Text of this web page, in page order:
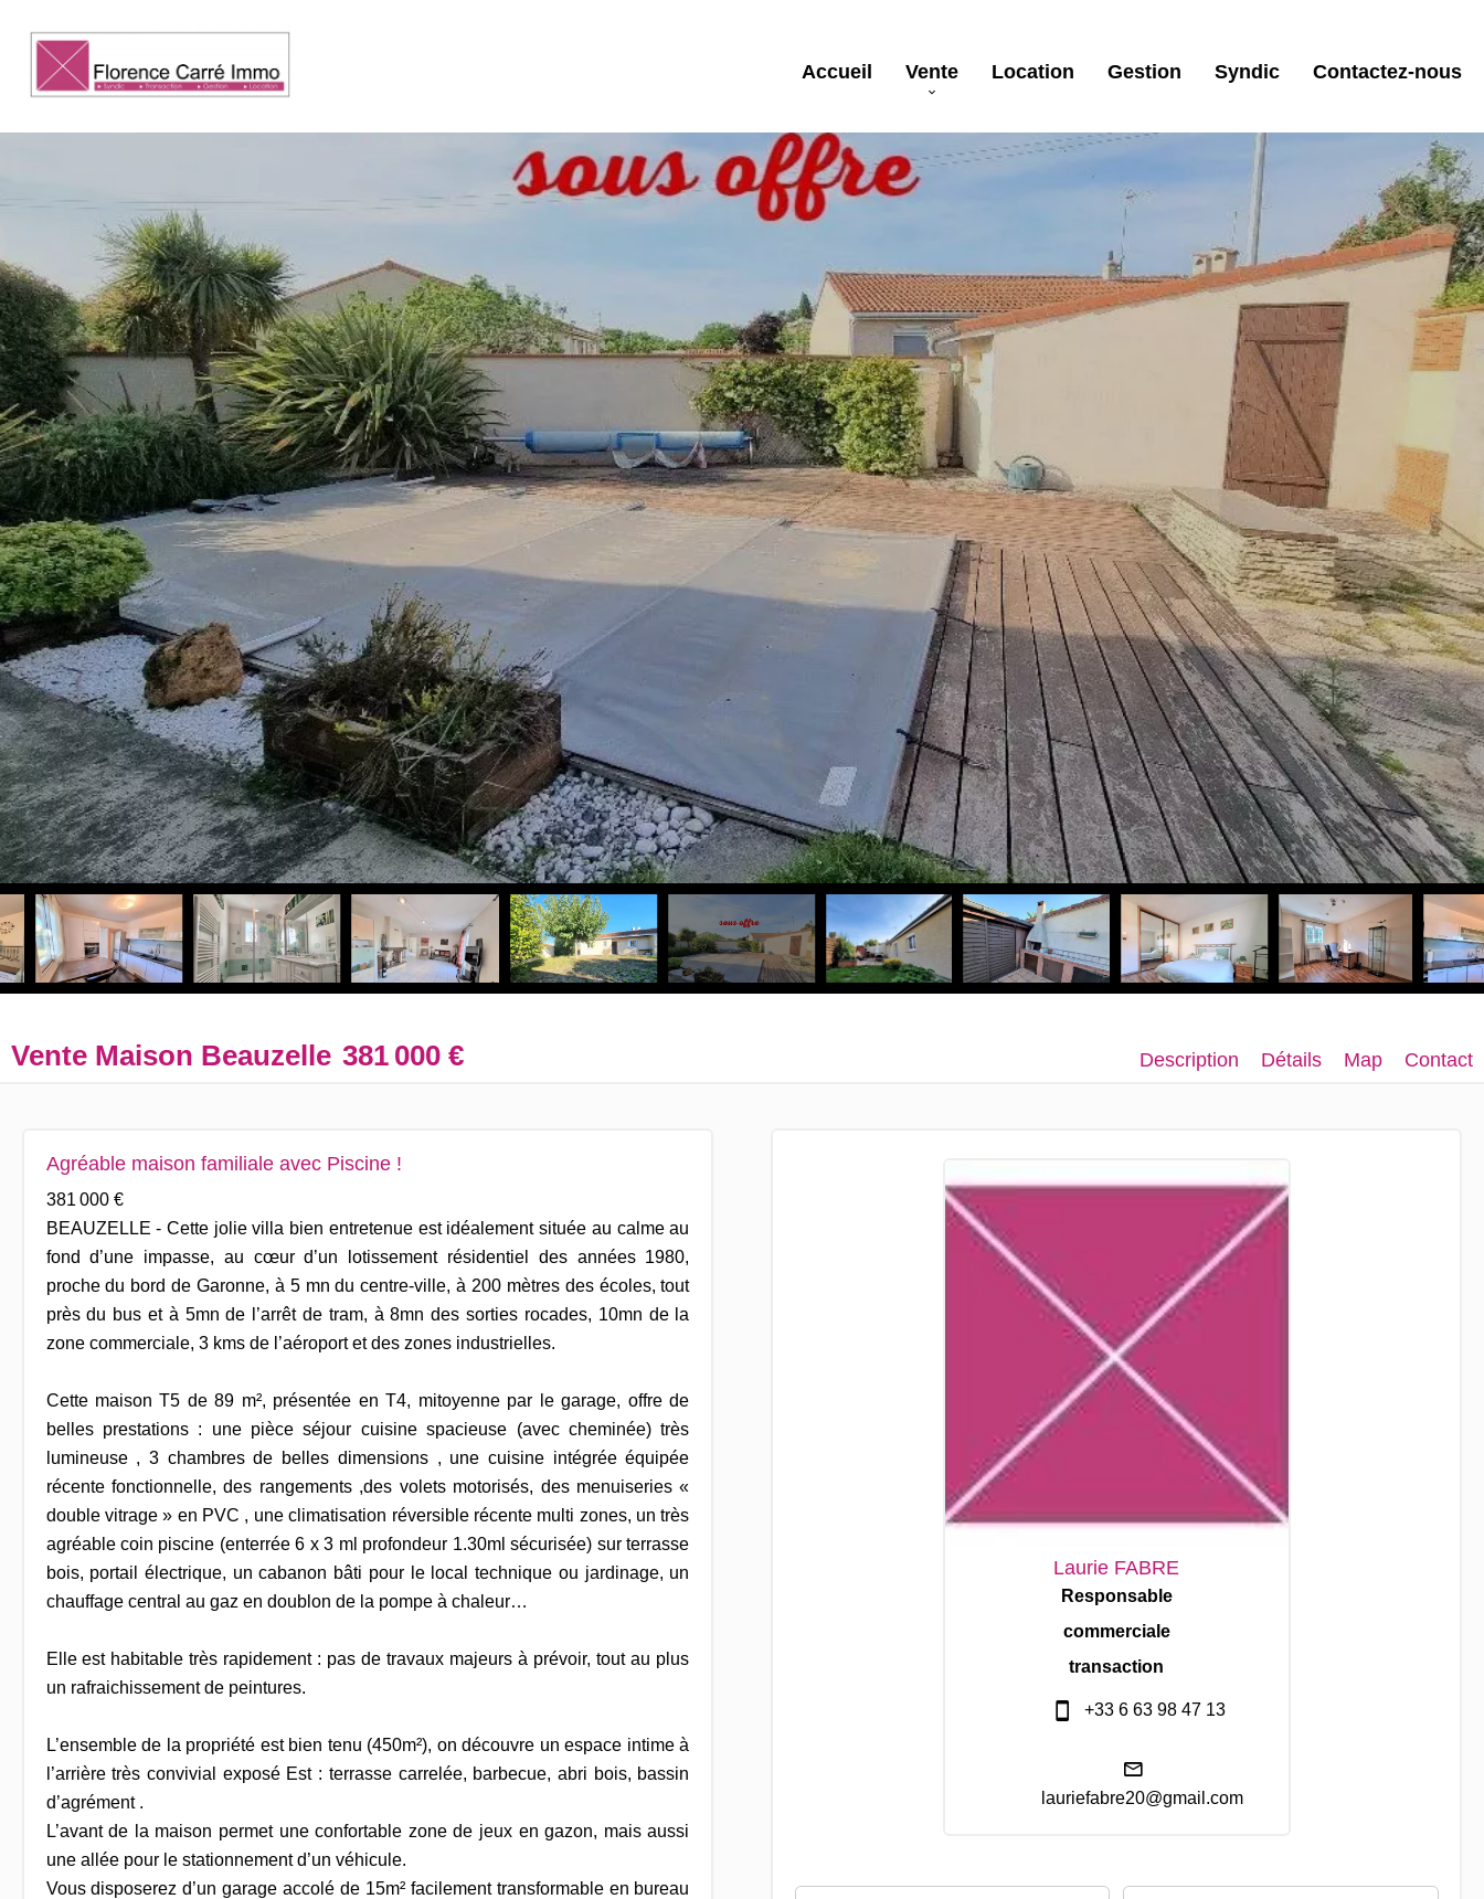
Accueil Vente Location Gestion Syndic Contactez-nous
Vente Maison Beauzelle 381 000 € Description Détails Map Contact
Agréable maison familiale avec Piscine !
381 000 €
BEAUZELLE - Cette jolie villa bien entretenue est idéalement située au calme au
fond d’une impasse, au cœur d’un lotissement résidentiel des années 1980,
proche du bord de Garonne, à 5 mn du centre-ville, à 200 mètres des écoles, tout
près du bus et à 5mn de l’arrêt de tram, à 8mn des sorties rocades, 10mn de la
zone commerciale, 3 kms de l’aéroport et des zones industrielles.
Cette maison T5 de 89 m², présentée en T4, mitoyenne par le garage, offre de
belles prestations : une pièce séjour cuisine spacieuse (avec cheminée) très
lumineuse , 3 chambres de belles dimensions , une cuisine intégrée équipée
récente fonctionnelle, des rangements ,des volets motorisés, des menuiseries «
double vitrage » en PVC , une climatisation réversible récente multi zones, un très
agréable coin piscine (enterrée 6 x 3 ml profondeur 1.30ml sécurisée) sur terrasse
bois, portail électrique, un cabanon bâti pour le local technique ou jardinage, un
chauffage central au gaz en doublon de la pompe à chaleur…
Elle est habitable très rapidement : pas de travaux majeurs à prévoir, tout au plus
un rafraichissement de peintures.
L’ensemble de la propriété est bien tenu (450m²), on découvre un espace intime à
l’arrière très convivial exposé Est : terrasse carrelée, barbecue, abri bois, bassin
d’agrément .
L’avant de la maison permet une confortable zone de jeux en gazon, mais aussi
une allée pour le stationnement d’un véhicule.
Vous disposerez d’un garage accolé de 15m² facilement transformable en bureau
Laurie FABRE
Responsable
commerciale
transaction
+33 6 63 98 47 13
lauriefabre20@gmail.com